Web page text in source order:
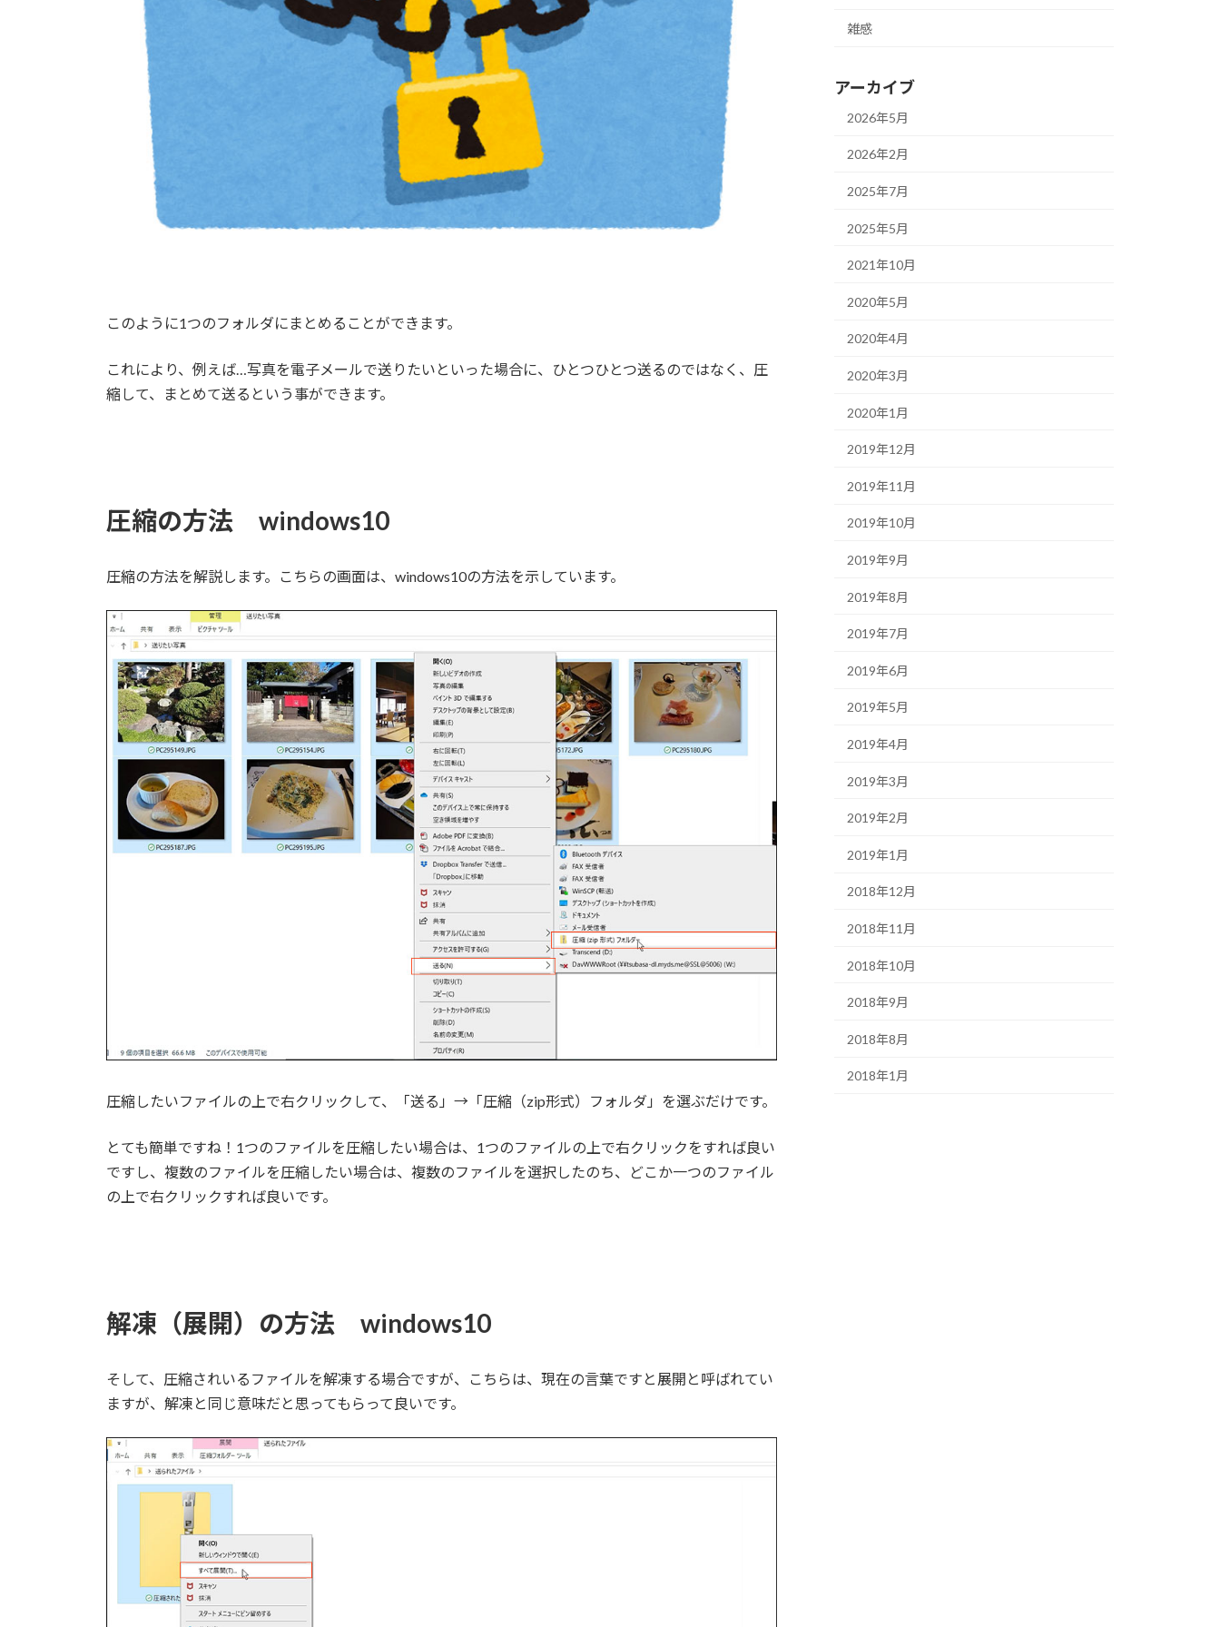
このように1つのフォルダにまとめることができます。
これにより、例えば…写真を電子メールで送りたいといった場合に、ひとつひとつ送るのではなく、圧
縮して、まとめて送るという事ができます。
圧縮の方法 windows10
圧縮の方法を解説します。こちらの画面は、windows10の方法を示しています。
圧縮したいファイルの上で右クリックして、「送る」→「圧縮（zip形式）フォルダ」を選ぶだけです。
とても簡単ですね！1つのファイルを圧縮したい場合は、1つのファイルの上で右クリックをすれば良い
ですし、複数のファイルを圧縮したい場合は、複数のファイルを選択したのち、どこか一つのファイル
の上で右クリックすれば良いです。
解凍（展開）の方法 windows10
そして、圧縮されいるファイルを解凍する場合ですが、こちらは、現在の言葉ですと展開と呼ばれてい
ますが、解凍と同じ意味だと思ってもらって良いです。
雑感
アーカイブ
2026年5月
2026年2月
2025年7月
2025年5月
2021年10月
2020年5月
2020年4月
2020年3月
2020年1月
2019年12月
2019年11月
2019年10月
2019年9月
2019年8月
2019年7月
2019年6月
2019年5月
2019年4月
2019年3月
2019年2月
2019年1月
2018年12月
2018年11月
2018年10月
2018年9月
2018年8月
2018年1月